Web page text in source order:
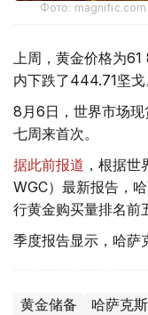
Фото: magnific.com
上周，黄金价格为
内下跌了444.71坚戈
8月6日，世界市场
七周来首次。
据此前报道 ，根据
WGC）最新报告，
行黄金购买量排名前
季度报告显示，哈萨
黄金储备 哈萨克